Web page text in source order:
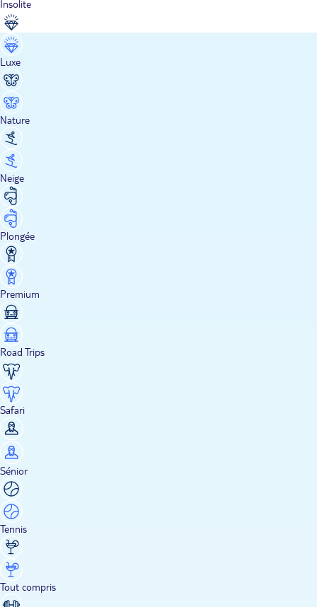
Insolite
Luxe
Nature
Neige
Plongée
Premium
Road Trips
Safari
Sénior
Tennis
Tout compris